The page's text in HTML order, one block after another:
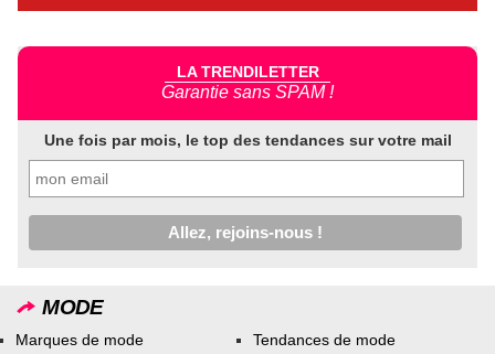
LA TRENDILETTER
Garantie sans SPAM !
Une fois par mois, le top des tendances sur votre mail
MODE
Marques de mode Tendances de mode